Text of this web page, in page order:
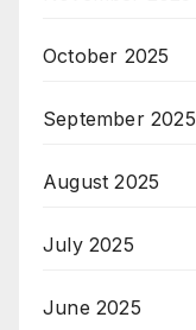
October 2025
September 2025
August 2025
July 2025
June 2025